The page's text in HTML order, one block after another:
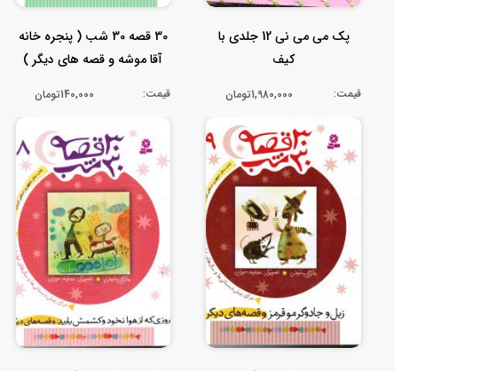
پک می می نی 12 جلدی با
کیف
قیمت: 1,980,000تومان
30 قصه 30 شب ( پنجره خانه
آقا موشه و قصه های دیگر )
قیمت: 140,000تومان